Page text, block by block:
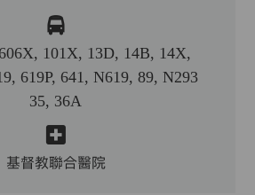
101X, 13D, 14B, 14X,
619P, 641, N619, 89, N293
35, 36A
基督教聯合醫院